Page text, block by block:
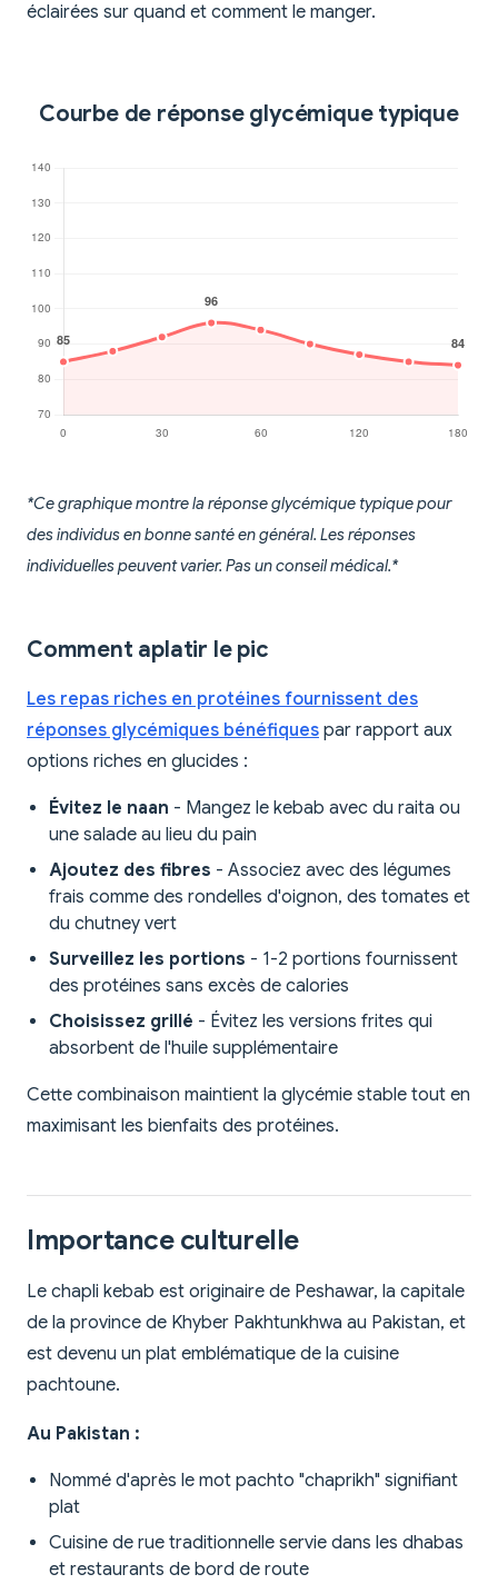
éclairées sur quand et comment le manger.
Courbe de réponse glycémique typique
*Ce graphique montre la réponse glycémique typique pour
des individus en bonne santé en général. Les réponses
individuelles peuvent varier. Pas un conseil médical.*
Comment aplatir le pic
Les repas riches en protéines fournissent des
réponses glycémiques bénéfiques par rapport aux
options riches en glucides :
Évitez le naan - Mangez le kebab avec du raita ou
une salade au lieu du pain
Ajoutez des fibres - Associez avec des légumes
frais comme des rondelles d'oignon, des tomates et
du chutney vert
Surveillez les portions - 1-2 portions fournissent
des protéines sans excès de calories
Choisissez grillé - Évitez les versions frites qui
absorbent de l'huile supplémentaire
Cette combinaison maintient la glycémie stable tout en
maximisant les bienfaits des protéines.
Importance culturelle
Le chapli kebab est originaire de Peshawar, la capitale
de la province de Khyber Pakhtunkhwa au Pakistan, et
est devenu un plat emblématique de la cuisine
pachtoune.
Au Pakistan :
Nommé d'après le mot pachto "chaprikh" signifiant
plat
Cuisine de rue traditionnelle servie dans les dhabas
et restaurants de bord de route